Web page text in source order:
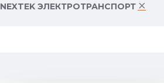
NEXTEK ЭЛЕКТРОТРАНСПОРТ